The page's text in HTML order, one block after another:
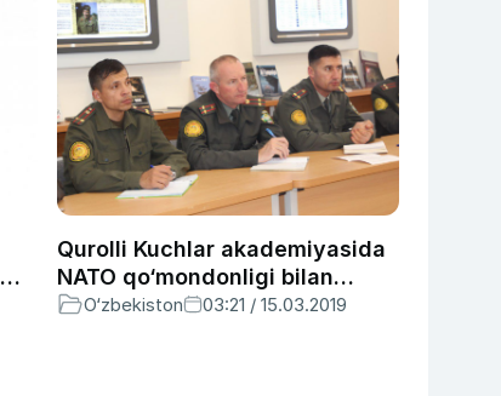
Qurolli Kuchlar akademiyasida
NATO qo‘mondonligi bilan
videokonferensiya uyushtirildi
O‘zbekiston 03:21 / 15.03.2019